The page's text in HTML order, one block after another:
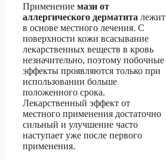
Применение мази от
аллергического дерматита лежит
в основе местного лечения. С
поверхности кожи всасывание
лекарственных веществ в кровь
незначительно, поэтому побочные
эффекты проявляются только при
использовании больше
положенного срока.
Лекарственный эффект от
местного применения достаточно
сильный и улучшение часто
наступает уже после первого
применения.